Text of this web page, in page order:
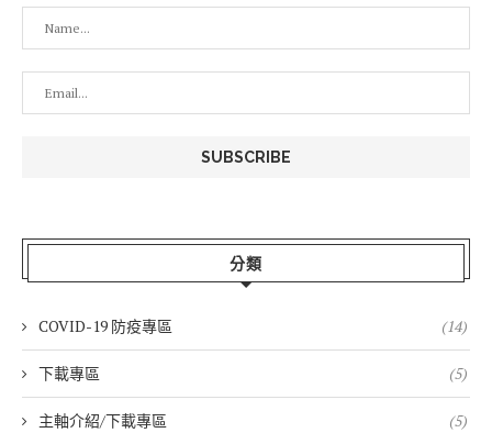
分類
COVID-19 防疫專區 (14)
下載專區 (5)
主軸介紹/下載專區 (5)